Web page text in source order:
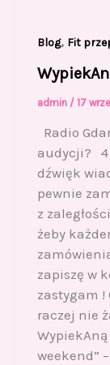
Blog, Fit
admin / 17
Radio
audycji? 4
dźwięk
pewnie
z
żeby
zapiszę w
zastygam !
raczej nie
weekend”